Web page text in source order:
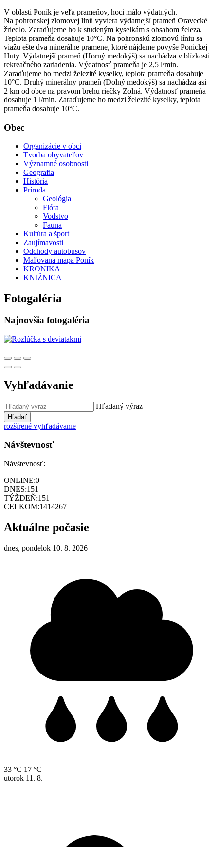
V oblasti Poník je veľa prameňov, hoci málo výdatných.
Na pohronskej zlomovej línii vyviera výdatnejší prameň Oravecké
žriedlo. Zaraďujeme ho k studeným kyselkám s obsahom železa.
Teplota prameňa dosahuje 10°C. Na pohronskú zlomovú líniu sa
viažu ešte dva minerálne pramene, ktoré nájdeme povyše Ponickej
Huty. Výdatnejší prameň (Horný medokýš) sa nachádza v blízkosti
rekreačného zariadenia. Výdatnosť prameňa je 2,5 l/min.
Zaraďujeme ho medzi železité kyselky, teplota prameňa dosahuje
10°C. Druhý minerálny prameň (Dolný medokýš) sa nachádza asi
2 km od obce na pravom brehu riečky Zolná. Výdatnosť prameňa
dosahuje 1 l/min. Zaraďujeme ho medzi železité kyselky, teplota
prameňa dosahuje 10°C.
Obec
Organizácie v obci
Tvorba obyvateľov
Významné osobnosti
Geografia
História
Príroda
Geológia
Flóra
Vodstvo
Fauna
Kultúra a šport
Zaujímavosti
Odchody autobusov
Maľovaná mapa Poník
KRONIKA
KNIŽNICA
Fotogaléria
Najnovšia fotogaléria
Vyhľadávanie
Hľadaný výraz
Hľadať
rozšírené vyhľadávanie
Návštevnosť
Návštevnosť:
ONLINE:0
DNES:151
TÝŽDEŇ:151
CELKOM:1414267
Aktuálne počasie
dnes, pondelok 10. 8. 2026
33 °C 17 °C
utorok 11. 8.